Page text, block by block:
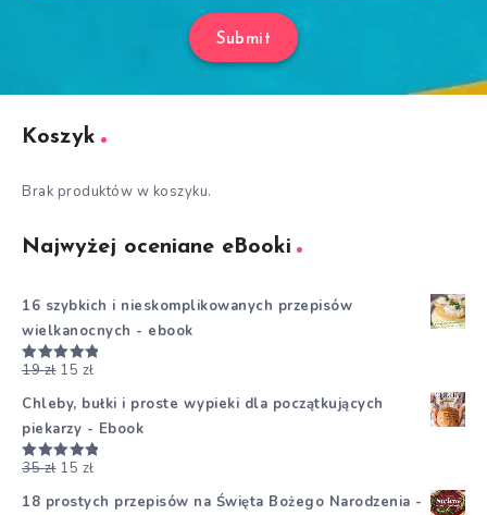
Submit
Koszyk
Brak produktów w koszyku.
Najwyżej oceniane eBooki
16 szybkich i nieskomplikowanych przepisów
wielkanocnych - ebook
Oceniono
19zł 15 zł
Chleby, bułki i proste wypieki dla początkujących
piekarzy - Ebook
Oceniono
35zł 15 zł
18 prostych przepisów na Święta Bożego Narodzenia -